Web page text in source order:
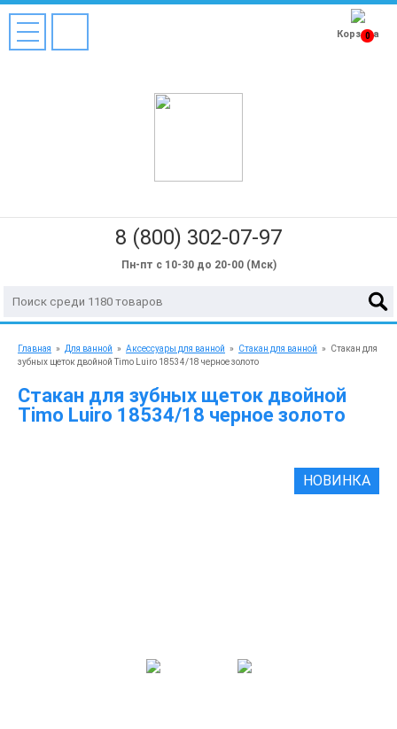
8 (800) 302-07-97
Пн-пт с 10-30 до 20-00 (Мск)
0
Корзина
Главная » Для ванной » Аксессуары для ванной » Стакан для ванной »
Стакан для
зубных щеток двойной Timo Luiro 18534/18 черное золото
Стакан для зубных щеток двойной
Timo Luiro 18534/18 черное золото
НОВИНКА